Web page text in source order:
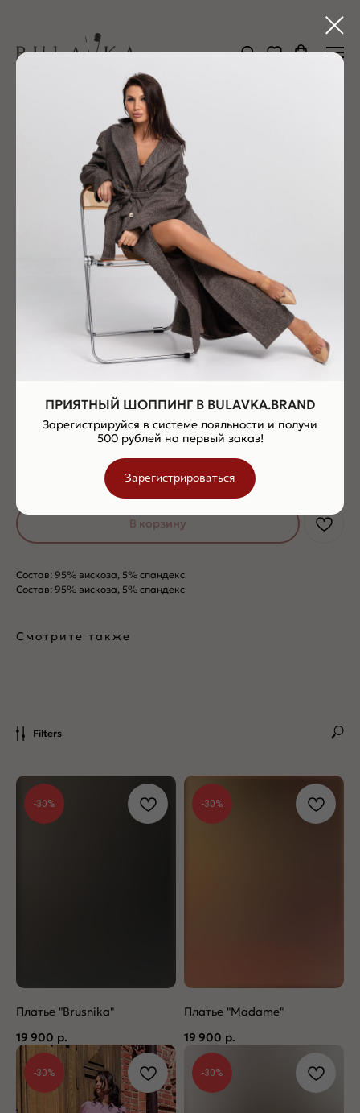
Блуза из капсулы "FLOWERS"
В корзину
Состав: 95% вискоза, 5% спандекс
Состав: 95% вискоза, 5% спандекс
Смотрите также
Filters
-30%
Платье "Brusnika"
19 900 р.
-30%
Платье "Madame"
19 900 р.
-30% -30%
ПРИЯТНЫЙ ШОППИНГ В BULAVKA.BRAND
Зарегистрируйся в системе лояльности и получи
500 рублей на первый заказ!
Зарегистрироваться